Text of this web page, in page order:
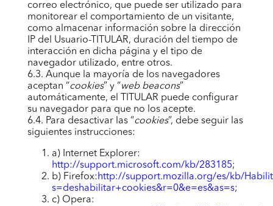
correo electrónico, que puede ser utilizado para
monitorear el comportamiento de un visitante,
como almacenar información sobre la dirección
IP del Usuario-TITULAR, duración del tiempo de
interacción en dicha página y el tipo de
navegador utilizado, entre otros.
6.3. Aunque la mayoría de los navegadores
aceptan “cookies” y “web beacons”
automáticamente, el TITULAR puede configurar
su navegador para que no los acepte.
6.4. Para desactivar las “cookies”, debe seguir las
siguientes instrucciones:
a) Internet Explorer:
http://support.microsoft.com/kb/283185;
b) Firefox:http://support.mozilla.org/es/kb/
s=deshabilitar+cookies&r=0&e=es&as=s;
c) Opera: